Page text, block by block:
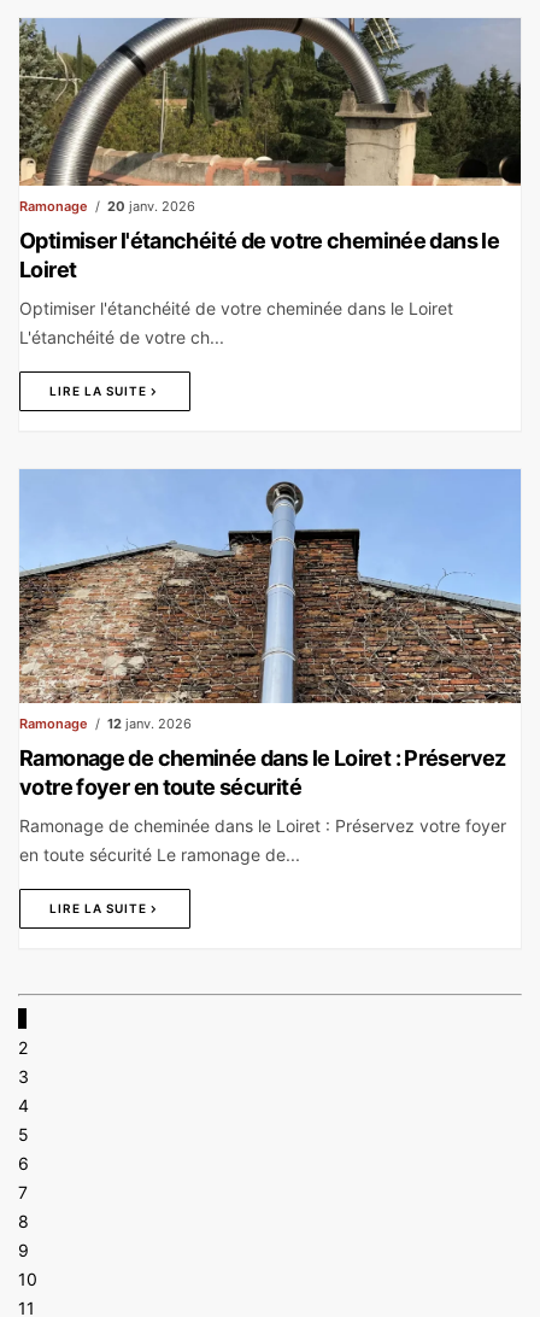
Ramonage 20 janv. 2026
Optimiser l'étanchéité de votre cheminée dans le
Loiret
Optimiser l'étanchéité de votre cheminée dans le Loiret
L'étanchéité de votre ch...
LIRE LA SUITE
Ramonage 12 janv. 2026
Ramonage de cheminée dans le Loiret : Préservez
votre foyer en toute sécurité
Ramonage de cheminée dans le Loiret : Préservez votre foyer
en toute sécurité Le ramonage de...
LIRE LA SUITE
2
3
4
5
6
7
8
9
10
11